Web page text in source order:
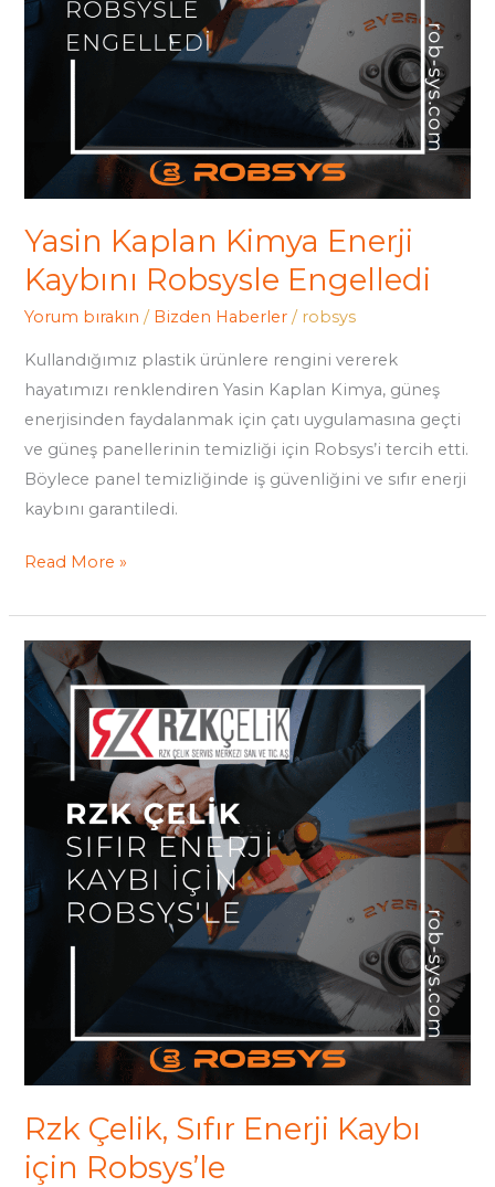
Yasin Kaplan Kimya Enerji
Kaybını Robsysle Engelledi
Yorum bırakın / Bizden Haberler / robsys
Kullandığımız plastik ürünlere rengini vererek
hayatımızı renklendiren Yasin Kaplan Kimya, güneş
enerjisinden faydalanmak için çatı uygulamasına geçti
ve güneş panellerinin temizliği için Robsys’i tercih etti.
Böylece panel temizliğinde iş güvenliğini ve sıfır enerji
kaybını garantiledi.
Read More »
Rzk Çelik, Sıfır Enerji Kaybı
için Robsys’le
Rzk
Çelik,
Sıfır
Enerji
Kaybı
Robsys’le